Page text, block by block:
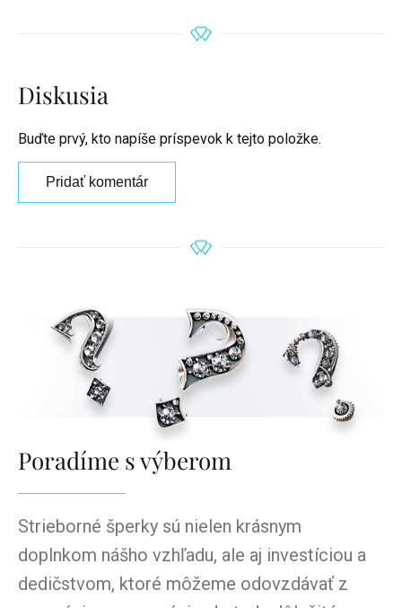
Diskusia
Buďte prvý, kto napíše príspevok k tejto položke.
Pridať komentár
Poradíme s výberom
Strieborné šperky sú nielen krásnym
doplnkom nášho vzhľadu, ale aj investíciou a
dedičstvom, ktoré môžeme odovzdávať z